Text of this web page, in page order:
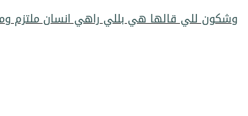
وشكون للي قالها هي بللي راهي انسان ملتزم